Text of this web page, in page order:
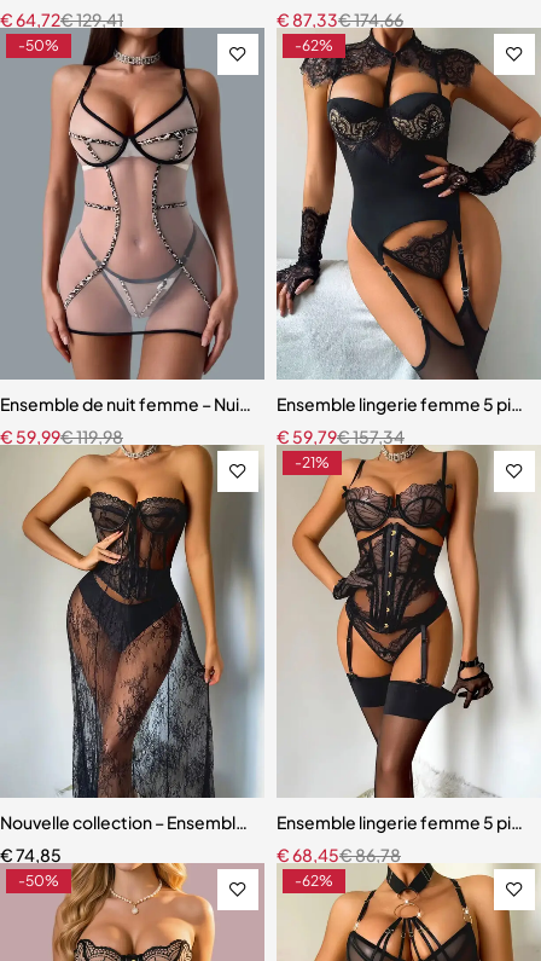
€129,41
€64,72
€174,66
€ 87,33
-50%
Ensemble de nuit femme – Nuisette léopard avec coupe fluide et
€119,98
€ 59,99
-62%
Ensemble lingerie femme 5
€157,34
€ 59,79
Nouvelle collection – Ensemble lingerie 3 pièces élégant et moderne
€74,85
-21%
Ensemble lingerie femme 5
€86,78
€68,45
-50% -62%